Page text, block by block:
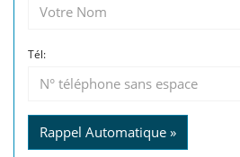
Tél:
Rappel Automatique »